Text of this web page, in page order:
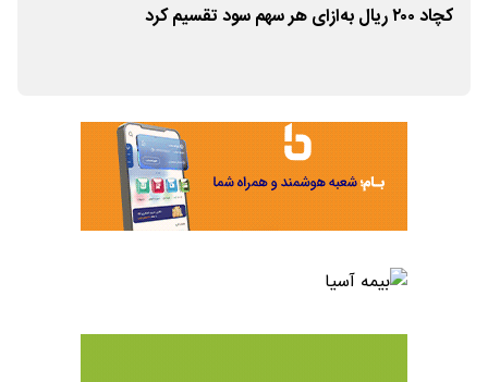
کچاد ۲۰۰ ریال به‌ازای هر سهم سود تقسیم کرد